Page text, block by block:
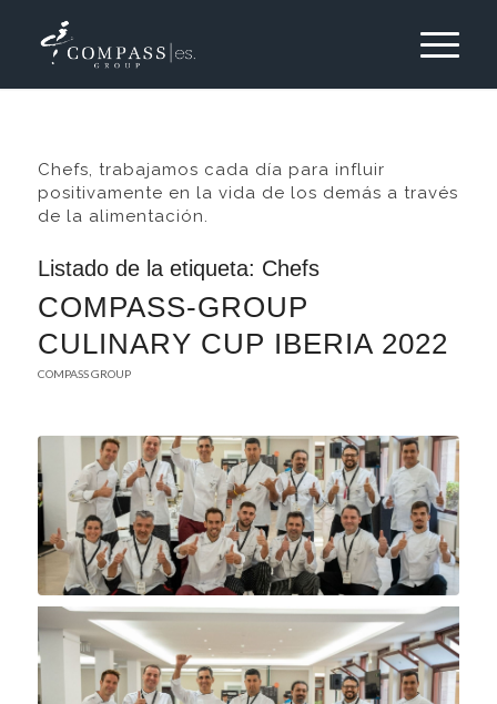
Chefs, trabajamos cada día para influir
positivamente en la vida de los demás a través
de la alimentación.
Listado de la etiqueta: Chefs
COMPASS-GROUP
CULINARY CUP IBERIA 2022
COMPASS GROUP